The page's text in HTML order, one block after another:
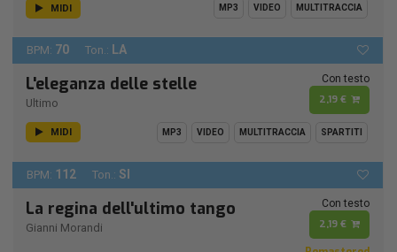
MIDI MP3 VIDEO MULTITRACCIA
BPM: 70 Ton.: LA
L'eleganza delle stelle
Ultimo
Con testo
2,19 €
MIDI MP3 VIDEO MULTITRACCIA SPARTITI
BPM: 112 Ton.: SI
La regina dell'ultimo tango
Gianni Morandi
Con testo
2,19 €